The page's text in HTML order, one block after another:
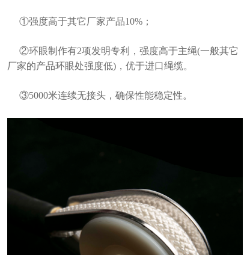
①强度高于其它厂家产品10%；
②环眼制作有2项发明专利，强度高于主绳(一般其它
厂家的产品环眼处强度低)，优于进口绳缆。
③5000米连续无接头，确保性能稳定性。